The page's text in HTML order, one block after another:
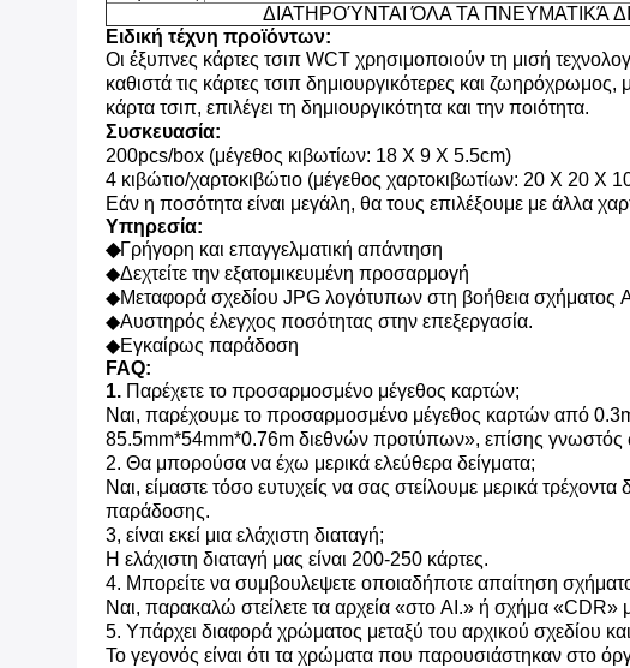
ΔΙΑΤΗΡΟΎΝΤΑΙ ΌΛΑ ΤΑ ΠΝΕΥΜΑΤΙΚΆ
Ειδική τέχνη προϊόντων:
Οι έξυπνες κάρτες τσιπ WCT χρησιμοποιούν τη μισή
καθιστά τις κάρτες τσιπ δημιουργικότερες και
κάρτα τσιπ, επιλέγει τη δημιουργικότητα και την ποιότητα.
Συσκευασία:
200pcs/box (μέγεθος κιβωτίων: 18 X 9 X 5.5cm)
4 κιβώτιο/χαρτοκιβώτιο (μέγεθος χαρτοκιβωτίων: 20 X 20 X
Εάν η ποσότητα είναι μεγάλη, θα τους επιλέξουμε με άλλα
Υπηρεσία:
◆Γρήγορη και επαγγελματική απάντηση
◆Δεχτείτε την εξατομικευμένη προσαρμογή
◆Μεταφορά σχεδίου JPG λογότυπων στη βοήθεια σχήματος
◆Αυστηρός έλεγχος ποσότητας στην επεξεργασία.
◆Εγκαίρως παράδοση
FAQ:
1. Παρέχετε το προσαρμοσμένο μέγεθος καρτών;
Ναι, παρέχουμε το προσαρμοσμένο μέγεθος καρτών από
85.5mm*54mm*0.76m διεθνών προτύπων», επίσης γνωστός
2. Θα μπορούσα να έχω μερικά ελεύθερα δείγματα;
Ναι, είμαστε τόσο ευτυχείς να σας στείλουμε μερικά
παράδοσης.
3, είναι εκεί μια ελάχιστη διαταγή;
Η ελάχιστη διαταγή μας είναι 200-250 κάρτες.
4. Μπορείτε να συμβουλεψετε οποιαδήποτε απαίτηση
Ναι, παρακαλώ στείλετε τα αρχεία «στο AI.» ή σχήμα «CDR»
5. Υπάρχει διαφορά χρώματος μεταξύ του αρχικού σχεδίου
Το γεγονός είναι ότι τα χρώματα που παρουσιάστηκαν στο